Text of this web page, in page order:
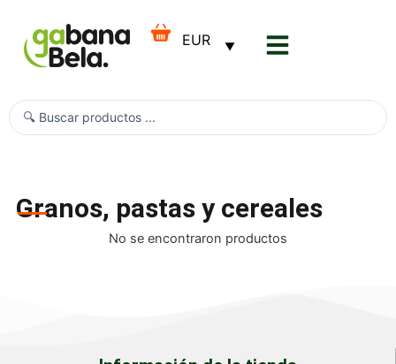
contenido
Search
...
Granos, pastas y cereales
No se encontraron productos